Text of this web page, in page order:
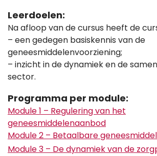
Leerdoelen:
Na afloop van de cursus heeft de
– een gedegen basiskennis van de
geneesmiddelenvoorziening;
– inzicht in de dynamiek en de
sector.
Programma per module:
Module 1 – Regulering van het
geneesmiddelenaanbod
Module 2 – Betaalbare
Module 3 – De dynamiek van de